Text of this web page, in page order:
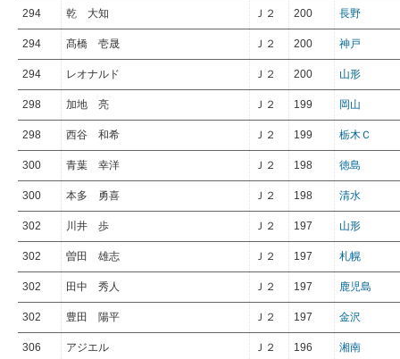
294 乾 大知 Ｊ２ 200 長野
294 髙橋 壱晟 Ｊ２ 200 神戸
294 レオナルド Ｊ２ 200 山形
298 加地 亮 Ｊ２ 199 岡山
298 西谷 和希 Ｊ２ 199 栃木Ｃ
300 青葉 幸洋 Ｊ２ 198 徳島
300 本多 勇喜 Ｊ２ 198 清水
302 川井 歩 Ｊ２ 197 山形
302 曽田 雄志 Ｊ２ 197 札幌
302 田中 秀人 Ｊ２ 197 鹿児島
302 豊田 陽平 Ｊ２ 197 金沢
306 アジエル Ｊ２ 196 湘南